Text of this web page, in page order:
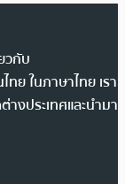
วกับ
ย ในภาษาไทย เรา
งประเทศและนำมา